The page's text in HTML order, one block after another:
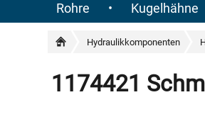
Rohre
• Kugelhähne
Hydraulikkomponenten
1174421